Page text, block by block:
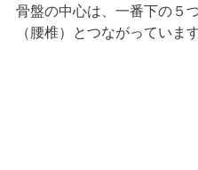
骨盤の中心は、一番下の５
（腰椎）とつながっています